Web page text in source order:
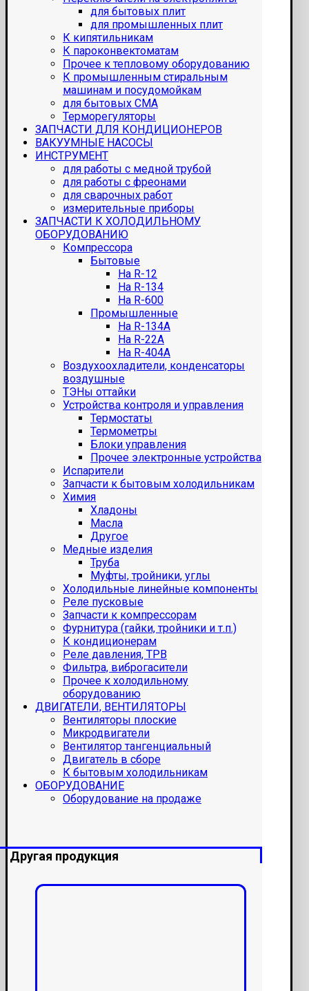
для бытовых плит
для промышленных плит
К кипятильникам
К пароконвектоматам
Прочее к тепловому оборудованию
К промышленным стиральным
машинам и посудомойкам
для бытовых СМА
Терморегуляторы
ЗАПЧАСТИ ДЛЯ КОНДИЦИОНЕРОВ
ВАКУУМНЫЕ НАСОСЫ
ИНСТРУМЕНТ
для работы с медной трубой
для работы с фреонами
для сварочных работ
измерительные приборы
ЗАПЧАСТИ К ХОЛОДИЛЬНОМУ
ОБОРУДОВАНИЮ
Компрессора
Бытовые
На R-12
На R-134
На R-600
Промышленные
На R-134A
На R-22A
На R-404A
Воздухоохладители, конденсаторы
воздушные
ТЭНы оттайки
Устройства контроля и управления
Термостаты
Термометры
Блоки управления
Прочее электронные устройства
Испарители
Запчасти к бытовым холодильникам
Химия
Хладоны
Масла
Другое
Медные изделия
Труба
Муфты, тройники, углы
Холодильные линейные компоненты
Реле пусковые
Запчасти к компрессорам
Фурнитура (гайки, тройники и т.п.)
К кондиционерам
Реле давления, ТРВ
Фильтра, виброгасители
Прочее к холодильному
оборудованию
ДВИГАТЕЛИ, ВЕНТИЛЯТОРЫ
Вентиляторы плоские
Микродвигатели
Вентилятор тангенциальный
Двигатель в сборе
К бытовым холодильникам
ОБОРУДОВАНИЕ
Оборудование на продаже
Другая продукция